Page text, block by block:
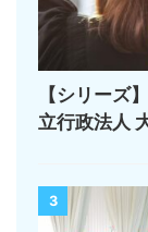
【シリーズ
立行政法人
3